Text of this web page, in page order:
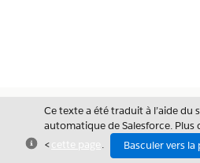
Fermer
Ce texte a été traduit à l’aide du
automatique de Salesforce. Plus
<cette page .
Basculer vers la